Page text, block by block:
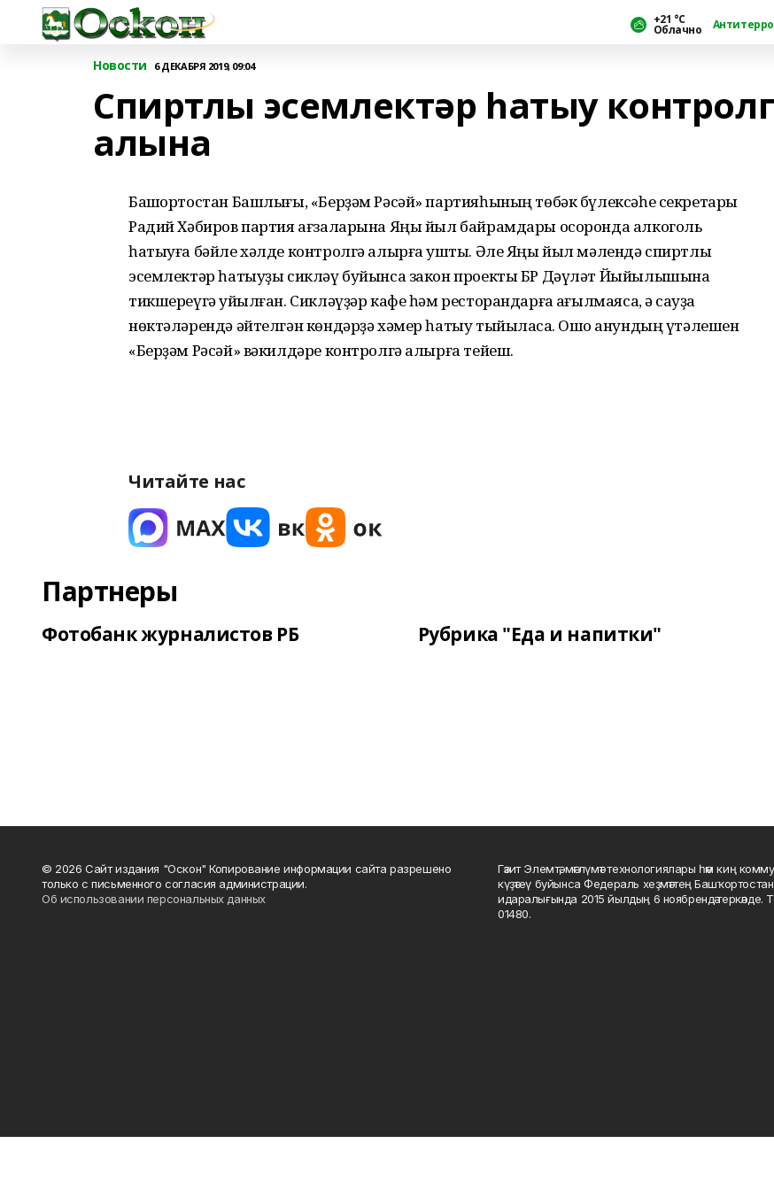
+21 °С
Облачно
Новости 6 ДЕКАБРЯ 2019, 09:04
Спиртлы эсемлектәр һатыу
алына
Башҡортостан Башлығы, «Берҙәм Рәсәй» партияһының төбәк бүлексәһе секретары
Радий Хәбиров партия ағзаларына Яңы йыл байрамдары осоронда алкоголь
һатыуға бәйле хәлде контролгә алырға ҡушты. Әле Яңы йыл мәлендә спиртлы
эсемлектәр һатыуҙы сикләү буйынса закон проекты БР Дәүләт Йыйылышына
тикшереүгә ҡуйылған. Сикләүҙәр кафе һәм ресторандарға ҡағылмаясаҡ, ә сауҙа
нөктәләрендә әйтелгән көндәрҙә хәмер һатыу тыйыласаҡ. Ошо ҡанундың үтәлешен
«Берҙәм Рәсәй» вәкилдәре контролгә алырға тейеш.
Читайте нас
Партнеры
Фотобанк журналистов РБ Рубрика "Еда и напитки"
© 2026 Сайт издания "Оскон" Копирование информации сайта разрешено
только с письменного согласия администрации.
Об использовании персональных данных
Гәзит Элемтә, мәғлүмәт технологиялары һәм киң
күҙәтеү буйынса Федераль хеҙмәттең
идаралығында 2015 йылдың 6 ноябрендә
01480.